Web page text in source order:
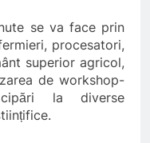
se va face prin
procesatori,
superior agricol,
de workshop-
la diverse